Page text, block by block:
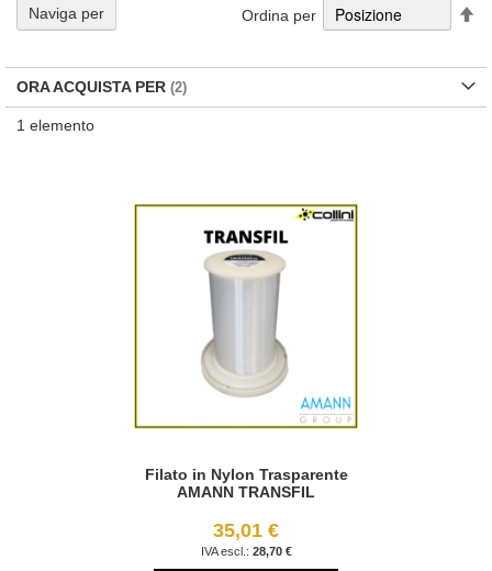
1 elemento
Ordina per
Filato in Nylon Trasparente
AMANN TRANSFIL
35,01 €
28,70 €
Naviga per
ORA ACQUISTA PER